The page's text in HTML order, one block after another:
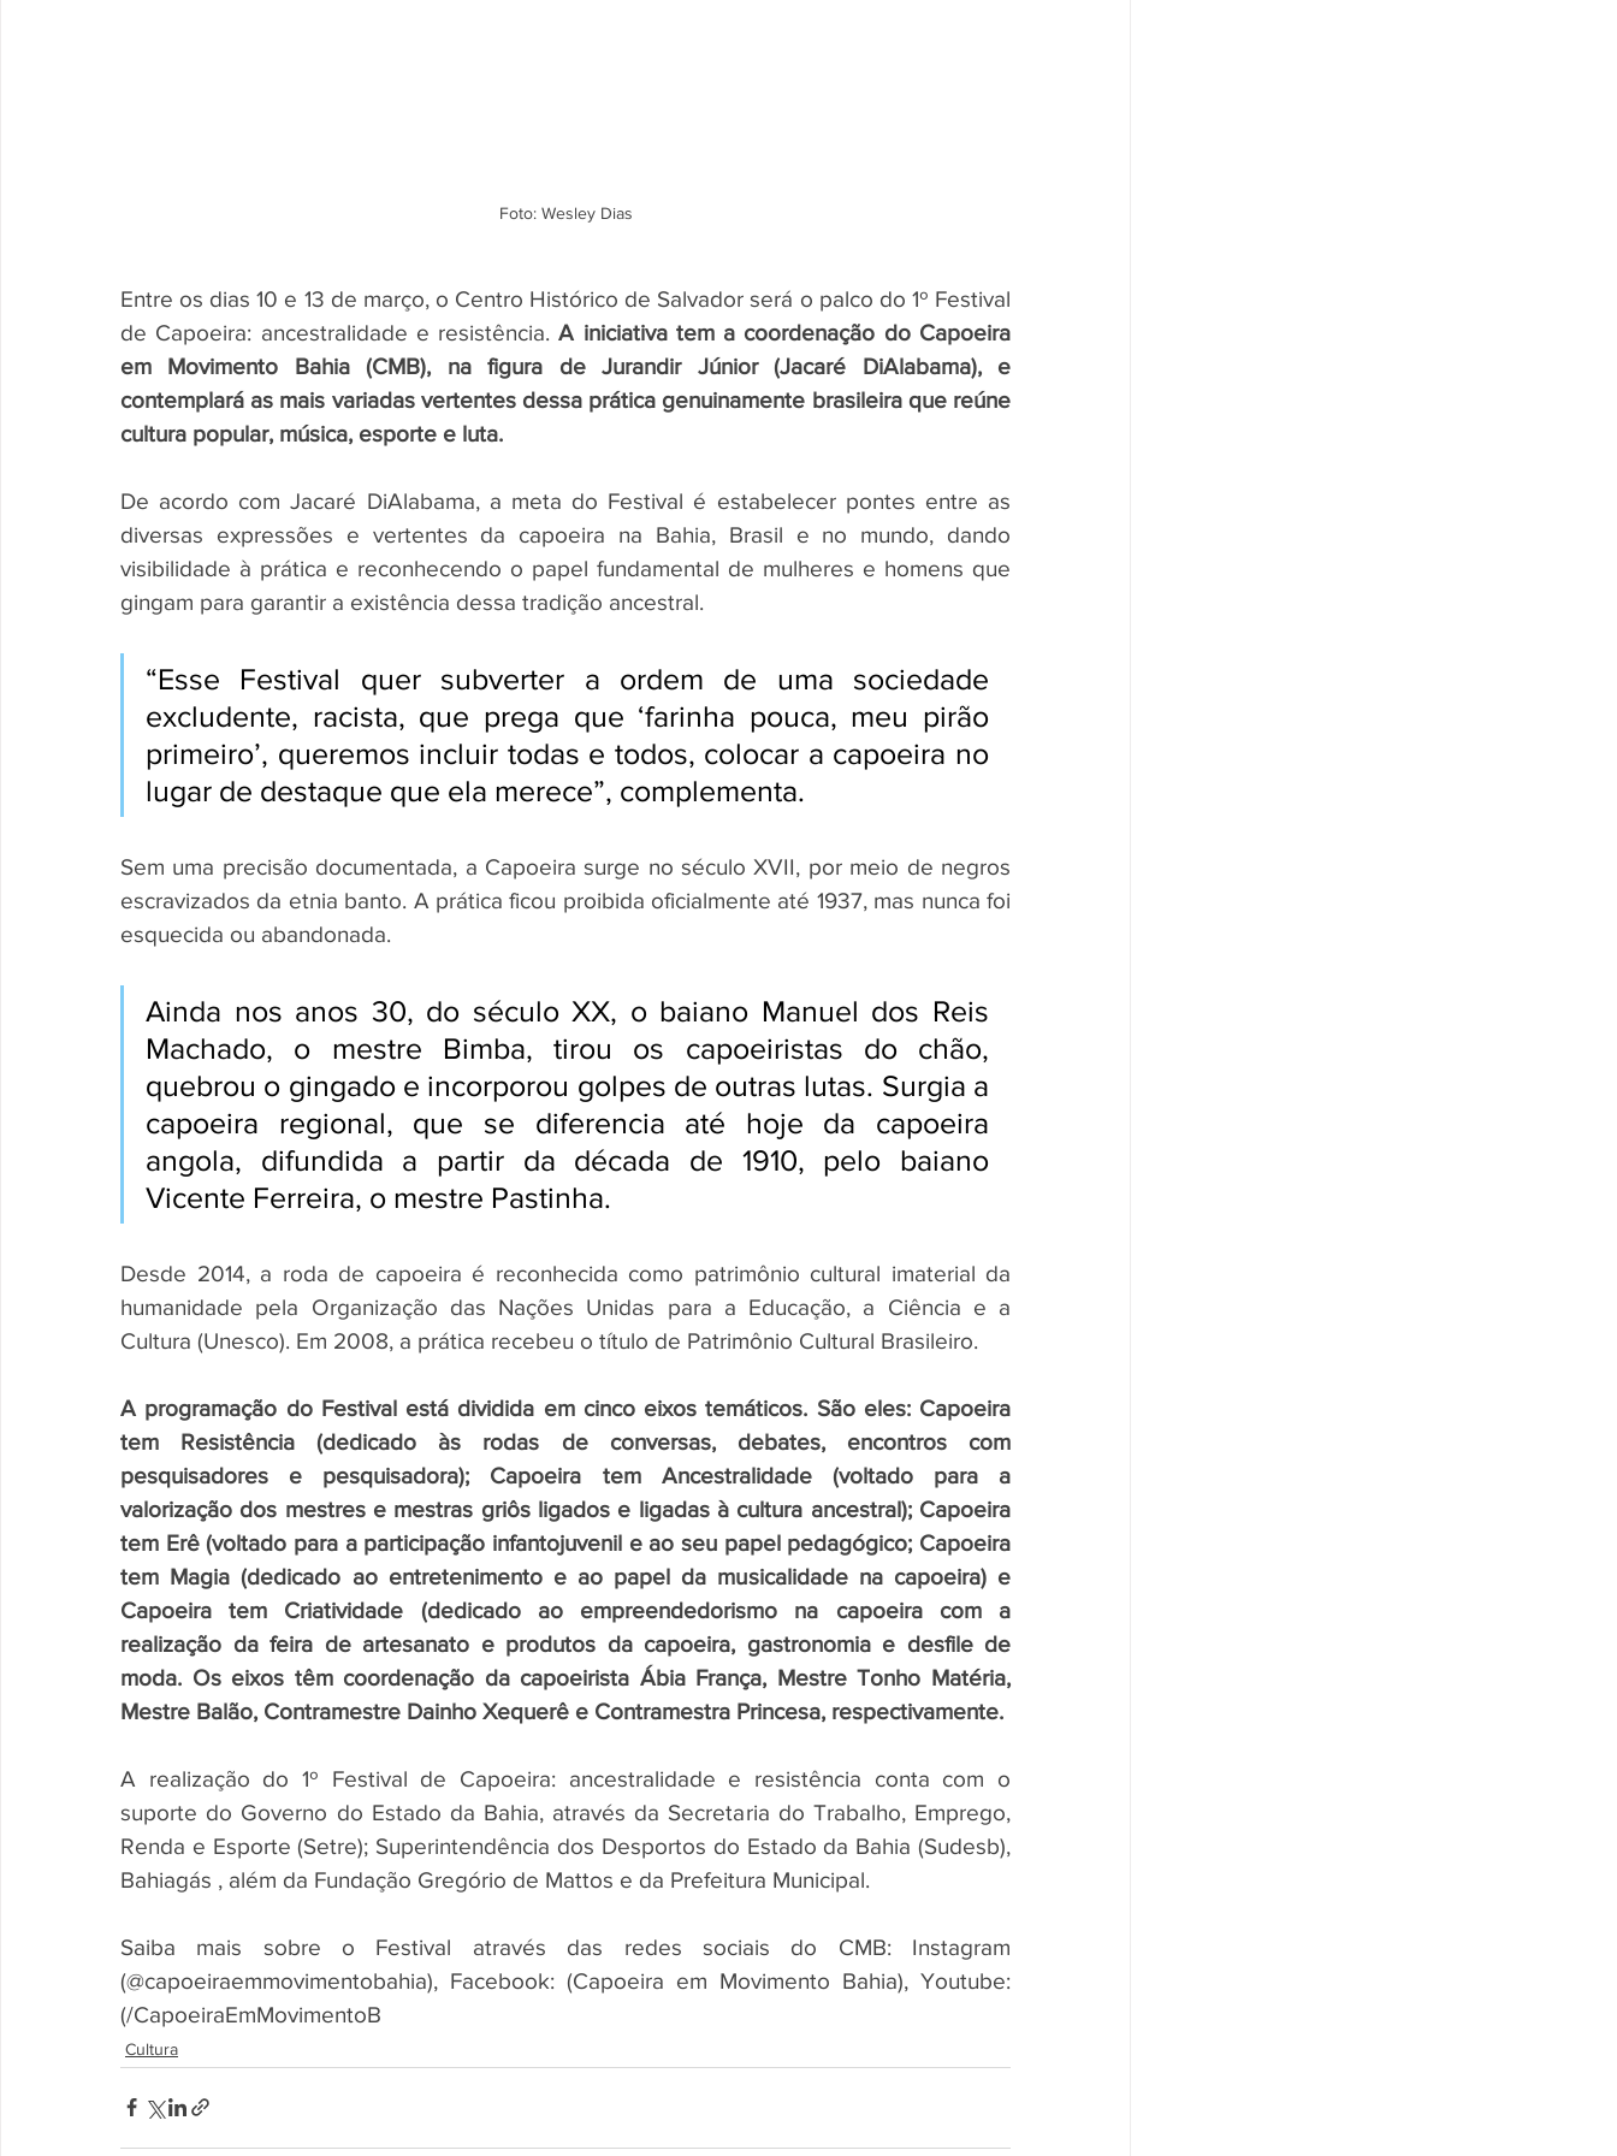
Foto: Wesley Dias
Entre os dias 10 e 13 de março, o Centro Histórico de Salvador será o palco do 1º Festival
de Capoeira: ancestralidade e resistência. A iniciativa tem a coordenação do Capoeira
em Movimento Bahia (CMB), na figura de Jurandir Júnior (Jacaré DiAlabama), e
contemplará as mais variadas vertentes dessa prática genuinamente brasileira que reúne
cultura popular, música, esporte e luta.
De acordo com Jacaré DiAlabama, a meta do Festival é estabelecer pontes entre as
diversas expressões e vertentes da capoeira na Bahia, Brasil e no mundo, dando
visibilidade à prática e reconhecendo o papel fundamental de mulheres e homens que
gingam para garantir a existência dessa tradição ancestral.
“Esse Festival quer subverter a ordem de uma sociedade
excludente, racista, que prega que ‘farinha pouca, meu pirão
primeiro’, queremos incluir todas e todos, colocar a capoeira no
lugar de destaque que ela merece”, complementa.
Sem uma precisão documentada, a Capoeira surge no século XVII, por meio de negros
escravizados da etnia banto. A prática ficou proibida oficialmente até 1937, mas nunca foi
esquecida ou abandonada.
Ainda nos anos 30, do século XX, o baiano Manuel dos Reis
Machado, o mestre Bimba, tirou os capoeiristas do chão,
quebrou o gingado e incorporou golpes de outras lutas. Surgia a
capoeira regional, que se diferencia até hoje da capoeira
angola, difundida a partir da década de 1910, pelo baiano
Vicente Ferreira, o mestre Pastinha.
Desde 2014, a roda de capoeira é reconhecida como patrimônio cultural imaterial da
humanidade pela Organização das Nações Unidas para a Educação, a Ciência e a
Cultura (Unesco). Em 2008, a prática recebeu o título de Patrimônio Cultural Brasileiro.
A programação do Festival está dividida em cinco eixos temáticos. São eles: Capoeira
tem Resistência (dedicado às rodas de conversas, debates, encontros com
pesquisadores e pesquisadora); Capoeira tem Ancestralidade (voltado para a
valorização dos mestres e mestras griôs ligados e ligadas à cultura ancestral); Capoeira
tem Erê (voltado para a participação infantojuvenil e ao seu papel pedagógico; Capoeira
tem Magia (dedicado ao entretenimento e ao papel da musicalidade na capoeira) e
Capoeira tem Criatividade (dedicado ao empreendedorismo na capoeira com a
realização da feira de artesanato e produtos da capoeira, gastronomia e desfile de
moda. Os eixos têm coordenação da capoeirista Ábia França, Mestre Tonho Matéria,
Mestre Balão, Contramestre Dainho Xequerê e Contramestra Princesa, respectivamente.
A realização do 1º Festival de Capoeira: ancestralidade e resistência conta com o
suporte do Governo do Estado da Bahia, através da Secretaria do Trabalho, Emprego,
Renda e Esporte (Setre); Superintendência dos Desportos do Estado da Bahia (Sudesb),
Bahiagás , além da Fundação Gregório de Mattos e da Prefeitura Municipal.
Saiba mais sobre o Festival através das redes sociais do CMB: Instagram
(@capoeiraemmovimentobahia), Facebook: (Capoeira em Movimento Bahia), Youtube:
(/CapoeiraEmMovimentoB
Cultura